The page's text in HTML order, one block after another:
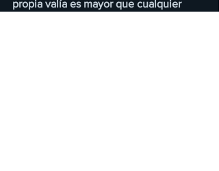
propia valía es mayor que cualquier